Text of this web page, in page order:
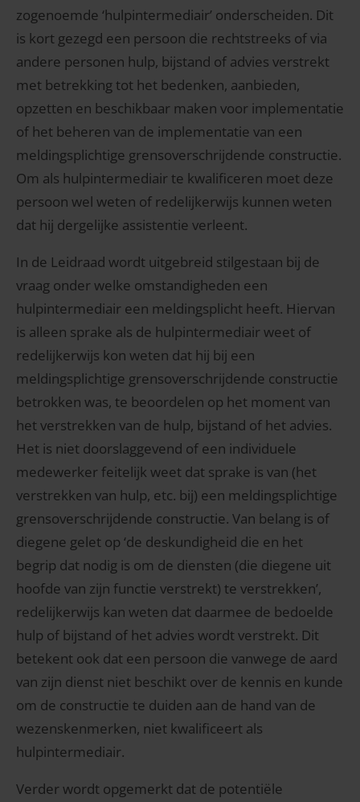
zogenoemde ‘hulpintermediair’ onderscheiden. Dit
is kort gezegd een persoon die rechtstreeks of via
andere personen hulp, bijstand of advies verstrekt
met betrekking tot het bedenken, aanbieden,
opzetten en beschikbaar maken voor implementatie
of het beheren van de implementatie van een
meldingsplichtige grensoverschrijdende constructie.
Om als hulpintermediair te kwalificeren moet deze
persoon wel weten of redelijkerwijs kunnen weten
dat hij dergelijke assistentie verleent.
In de Leidraad wordt uitgebreid stilgestaan bij de
vraag onder welke omstandigheden een
hulpintermediair een meldingsplicht heeft. Hiervan
is alleen sprake als de hulpintermediair weet of
redelijkerwijs kon weten dat hij bij een
meldingsplichtige grensoverschrijdende constructie
betrokken was, te beoordelen op het moment van
het verstrekken van de hulp, bijstand of het advies.
Het is niet doorslaggevend of een individuele
medewerker feitelijk weet dat sprake is van (het
verstrekken van hulp, etc. bij) een meldingsplichtige
grensoverschrijdende constructie. Van belang is of
diegene gelet op ‘de deskundigheid die en het
begrip dat nodig is om de diensten (die diegene uit
hoofde van zijn functie verstrekt) te verstrekken’,
redelijkerwijs kan weten dat daarmee de bedoelde
hulp of bijstand of het advies wordt verstrekt. Dit
betekent ook dat een persoon die vanwege de aard
van zijn dienst niet beschikt over de kennis en kunde
om de constructie te duiden aan de hand van de
wezenskenmerken, niet kwalificeert als
hulpintermediair.
Verder wordt opgemerkt dat de potentiële